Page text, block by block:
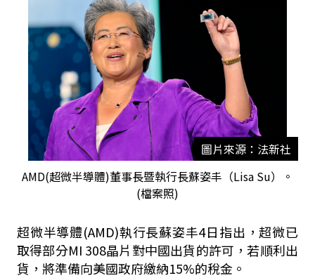
圖片來源：法新社
AMD(超微半導體)董事長暨執行長蘇姿丰（Lisa Su）。
(檔案照)
超微半導體(AMD)執行長蘇姿丰4日指出，超微已
取得部分MI 308晶片對中國出貨的許可，若順利出
貨，將準備向美國政府繳納15%的稅金。